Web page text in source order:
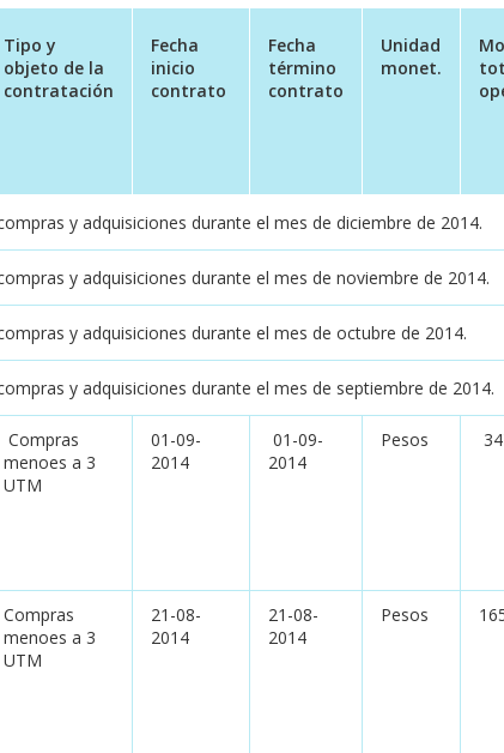
Tipo y
objeto de la
contratación
Fecha
inicio
contrato
Fecha
término
contrato
Unidad
monet.
y adquisiciones durante el mes de diciembre de 2014.
y adquisiciones durante el mes de noviembre de 2014.
y adquisiciones durante el mes de octubre de 2014.
y adquisiciones durante el mes de septiembre de 2014.
Compras
menoes a 3
UTM
01-09-
2014
01-09-
2014
Pesos
Compras
menoes a 3
UTM
21-08-
2014
21-08-
2014
Pesos